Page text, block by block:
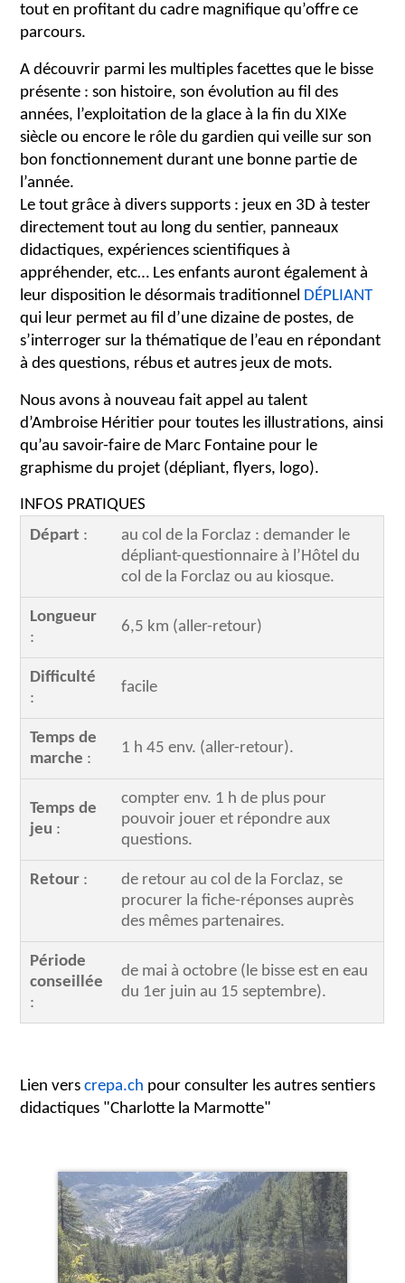
tout en profitant du cadre magnifique qu’offre ce
parcours.
A découvrir parmi les multiples facettes que le bisse
présente : son histoire, son évolution au fil des
années, l’exploitation de la glace à la fin du XIXe
siècle ou encore le rôle du gardien qui veille sur son
bon fonctionnement durant une bonne partie de
l’année.
Le tout grâce à divers supports : jeux en 3D à tester
directement tout au long du sentier, panneaux
didactiques, expériences scientifiques à
appréhender, etc… Les enfants auront également à
leur disposition le désormais traditionnel DÉPLIANT
qui leur permet au fil d’une dizaine de postes, de
s’interroger sur la thématique de l’eau en répondant
à des questions, rébus et autres jeux de mots.
Nous avons à nouveau fait appel au talent
d’Ambroise Héritier pour toutes les illustrations, ainsi
qu’au savoir-faire de Marc Fontaine pour le
graphisme du projet (dépliant, flyers, logo).
INFOS PRATIQUES
Départ :
au col de la Forclaz : demander le
dépliant-questionnaire à l’Hôtel du
col de la Forclaz ou au kiosque.
Longueur
:
6,5 km (aller-retour)
Difficulté
:
facile
Temps de
marche :
1 h 45 env. (aller-retour).
Temps de
jeu :
compter env. 1 h de plus pour
pouvoir jouer et répondre aux
questions.
Retour :
de retour au col de la Forclaz, se
procurer la fiche-réponses auprès
des mêmes partenaires.
Période
conseillée
:
de mai à octobre (le bisse est en eau
du 1er juin au 15 septembre).
Lien verscrepa.ch pour consulter les autres sentiers
didactiques "Charlotte la Marmotte"